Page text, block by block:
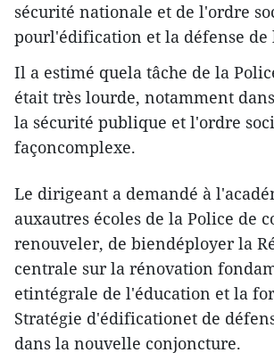
sécurité nationale et de l'ordre
pourl'édification et la défense de
Il a estimé quela tâche de la
était très lourde, notamment
la sécurité publique et l'ordre
façoncomplexe.
Le dirigeant a demandé à
auxautres écoles de la Police de
renouveler, de biendéployer la
centrale sur la rénovation
etintégrale de l'éducation et la
Stratégie d'édificationet de
dans la nouvelle conjoncture.